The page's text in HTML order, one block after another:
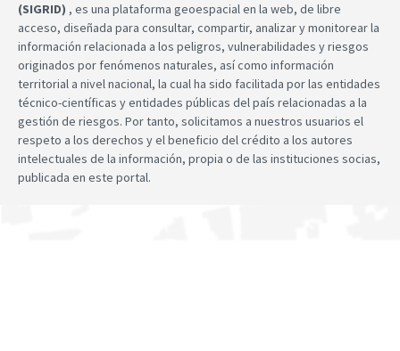
(SIGRID) , es una plataforma geoespacial en la web, de libre
acceso, diseñada para consultar, compartir, analizar y monitorear la
información relacionada a los peligros, vulnerabilidades y riesgos
originados por fenómenos naturales, así como información
territorial a nivel nacional, la cual ha sido facilitada por las entidades
técnico-científicas y entidades públicas del país relacionadas a la
gestión de riesgos. Por tanto, solicitamos a nuestros usuarios el
respeto a los derechos y el beneficio del crédito a los autores
intelectuales de la información, propia o de las instituciones socias,
publicada en este portal.